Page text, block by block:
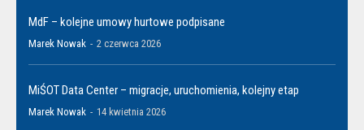
MdF – kolejne umowy hurtowe podpisane
Marek Nowak - 2 czerwca 2026
MiŚOT Data Center – migracje, uruchomienia, kolejny etap
Marek Nowak - 14 kwietnia 2026